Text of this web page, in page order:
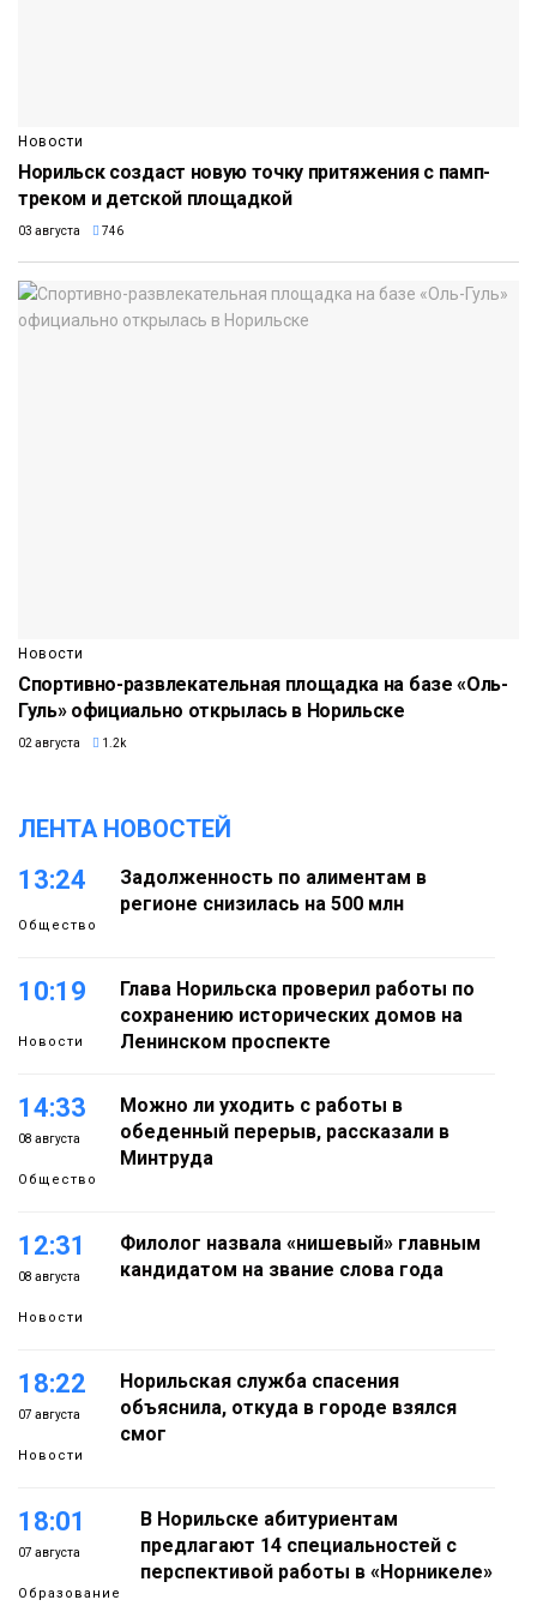
Новости
Норильск создаст новую точку притяжения с памп-
треком и детской площадкой
03 августа 746
Новости
Спортивно-развлекательная площадка на базе «Оль-
Гуль» официально открылась в Норильске
02 августа 1.2k
ЛЕНТА НОВОСТЕЙ
13:24
Общество
Задолженность по алиментам в
регионе снизилась на 500 млн
10:19
Новости
Глава Норильска проверил работы по
сохранению исторических домов на
Ленинском проспекте
14:33
08 августа
Общество
Можно ли уходить с работы в
обеденный перерыв, рассказали в
Минтруда
12:31
08 августа
Новости
Филолог назвала «нишевый» главным
кандидатом на звание слова года
18:22
07 августа
Новости
Норильская служба спасения
объяснила, откуда в городе взялся
смог
18:01
07 августа
Образование
В Норильске абитуриентам
предлагают 14 специальностей с
перспективой работы в «Норникеле»